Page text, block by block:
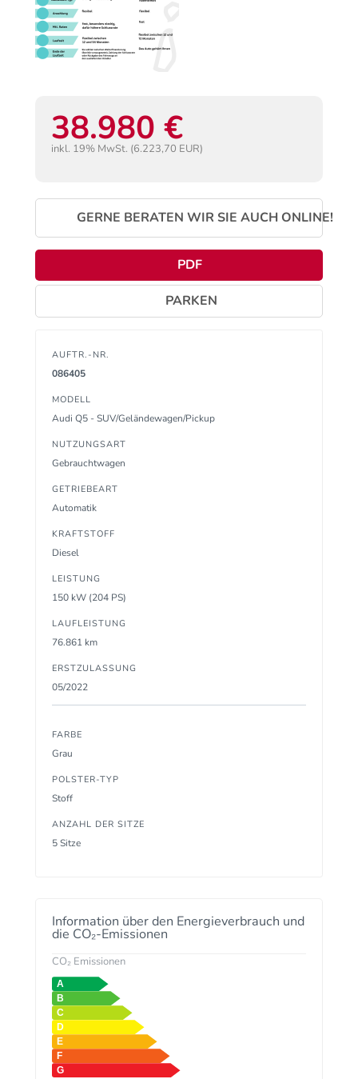
38.980 €
inkl. 19% MwSt. (6.223,70 EUR)
GERNE BERATEN WIR SIE AUCH ONLINE!
PDF
PARKEN
AUFTR.-NR.
086405
MODELL
Audi Q5 - SUV/Geländewagen/Pickup
NUTZUNGSART
Gebrauchtwagen
GETRIEBEART
Automatik
KRAFTSTOFF
Diesel
LEISTUNG
150 kW (204 PS)
LAUFLEISTUNG
76.861 km
ERSTZULASSUNG
05/2022
FARBE
Grau
POLSTER-TYP
Stoff
ANZAHL DER SITZE
5 Sitze
Information über den Energieverbrauch und
die CO₂-Emissionen
CO₂ Emissionen